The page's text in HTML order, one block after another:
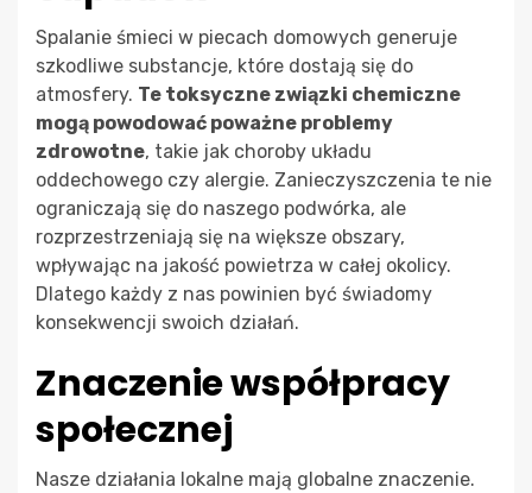
Spalanie śmieci w piecach domowych generuje
szkodliwe substancje, które dostają się do
atmosfery. Te toksyczne związki chemiczne
mogą powodować poważne problemy
zdrowotne, takie jak choroby układu
oddechowego czy alergie. Zanieczyszczenia te nie
ograniczają się do naszego podwórka, ale
rozprzestrzeniają się na większe obszary,
wpływając na jakość powietrza w całej okolicy.
Dlatego każdy z nas powinien być świadomy
konsekwencji swoich działań.
Znaczenie współpracy
społecznej
Nasze działania lokalne mają globalne znaczenie.